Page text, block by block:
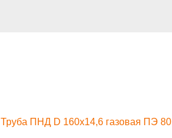
Труба ПНД D 160х14,6 газовая ПЭ 80